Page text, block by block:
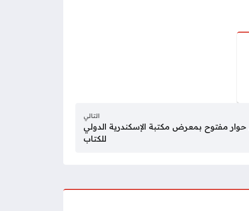
التالي
مفتوح بمعرض مكتبة الإسكندرية الدولي
للكتاب